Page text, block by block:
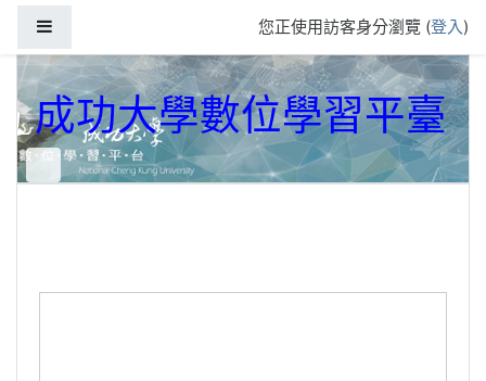
您正使用訪客身分瀏覽 (登入)
成功大學數位學習平臺